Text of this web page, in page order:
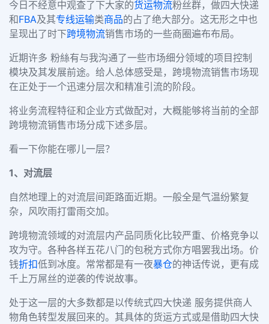
今日不经意中观查了下大家的货运物流粉丝群，做四大快递
和FBA及其专线运输类商品的占了绝大部分。这无形之中也
呈现出了时下跨境物流销售市场的一些商圈遍布布局。
近期许多 粉絲有与我沟通了一些市场细分领域的项目控制
模块及其发展前途。给人总体感受是，跨境物流销售市场现
在正处于一个迅速分层次和精准引流的阶段。
将业务流程特征和企业方式做配对，大概能够将当前的全部
跨境物流销售市场分成下述多层。
看一下你能在哪儿一层？
1、对流层
自然地理上的对流层间距路面近期。一般全是气温纷繁复
杂，风吹雨打雷雨交加。
跨境物流领域的对流层内产品同质化比较严重、价格竞争以
攻为守。各种各样五花八门的包税方式你方唱罢我出场。价
钱折扣低到冰度。常常都是有一夜暴仓的神话传说，更有成
千上万屌丝的逆袭的传说故事。
处于这一层的大多数都是以传统式四大快递 服务提供商人
物角色转型发展回来的。其具体的货运方式或是借助四大快